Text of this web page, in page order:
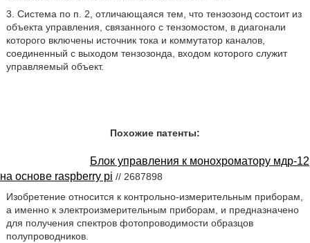
3. Система по п. 2, отличающаяся тем, что тензозонд состоит из
объекта управления, связанного с тензомостом, в диагонали
которого включены источник тока и коммутатор каналов,
соединенный с выходом тензозонда, входом которого служит
управляемый объект.
Похожие патенты:
Блок управления к монохроматору мдр-12
на основе raspberry pi // 2687898
Изобретение относится к контрольно-измерительным приборам,
а именно к электроизмерительным приборам, и предназначено
для получения спектров фотопроводимости образцов
полупроводников.